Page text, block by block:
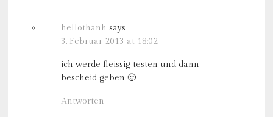
hellothanh says
3. Februar 2013 at 18:02
ich werde fleissig testen und dann
bescheid geben 🙂
Antworten